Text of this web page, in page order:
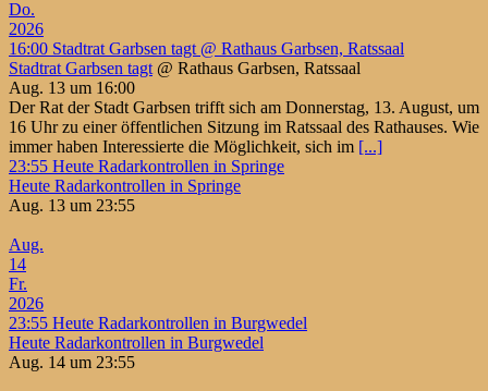
Do.
2026
16:00 Stadtrat Garbsen tagt @ Rathaus Garbsen, Ratssaal
Stadtrat Garbsen tagt @ Rathaus Garbsen, Ratssaal
Aug. 13 um 16:00
Der Rat der Stadt Garbsen trifft sich am Donnerstag, 13. August, um
16 Uhr zu einer öffentlichen Sitzung im Ratssaal des Rathauses. Wie
immer haben Interessierte die Möglichkeit, sich im [...]
23:55 Heute Radarkontrollen in Springe
Heute Radarkontrollen in Springe
Aug. 13 um 23:55
Aug.
14
Fr.
2026
23:55 Heute Radarkontrollen in Burgwedel
Heute Radarkontrollen in Burgwedel
Aug. 14 um 23:55